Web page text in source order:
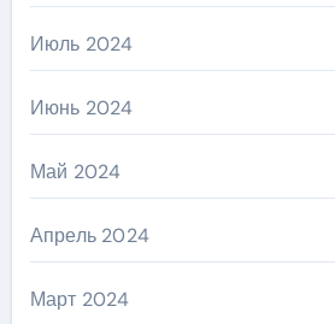
Июль 2024
Июнь 2024
Май 2024
Апрель 2024
Март 2024